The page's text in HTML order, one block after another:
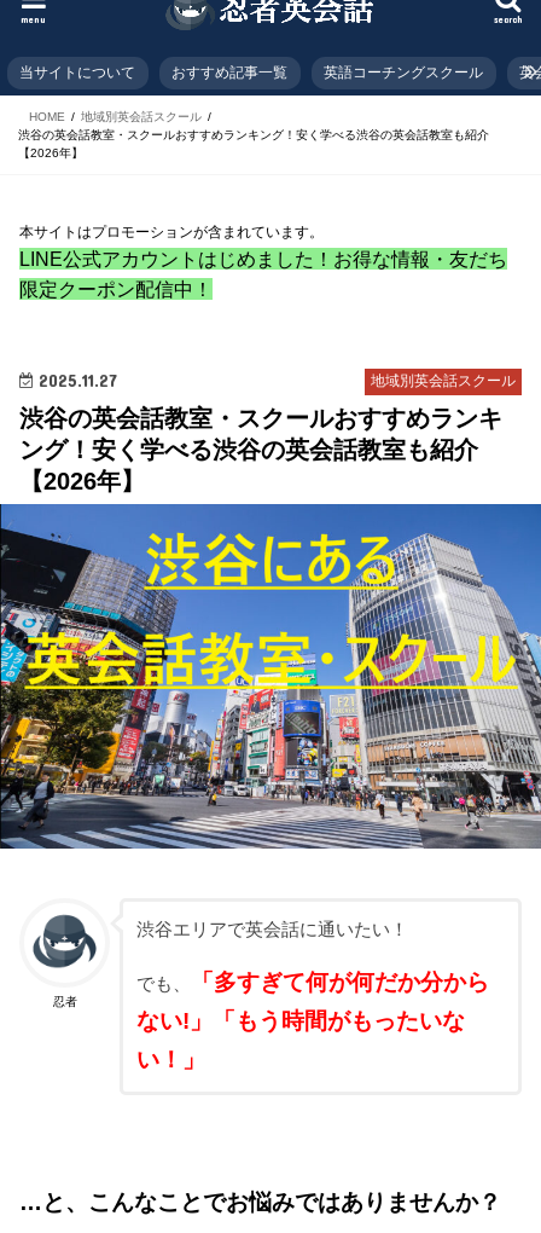
search
menu
当サイトについて おすすめ記事一覧 英語コーチングスクール 英
HOME
地域別英会話スクール
渋谷の英会話教室・スクールおすすめランキング！安く学べる渋谷の英会話教室も紹介
【2026年】
本サイトはプロモーションが含まれています。
LINE公式アカウントはじめました！お得な情報・友だち
限定クーポン配信中！
地域別英会話スクール
2025.11.27
渋谷の英会話教室・スクールおすすめランキ
ング！安く学べる渋谷の英会話教室も紹介
【2026年】
忍者
渋谷エリアで英会話に通いたい！
でも、
「多すぎて何が何だか分から
ない!」「もう時間がもったいな
い！」
…と、こんなことでお悩みではありませんか？